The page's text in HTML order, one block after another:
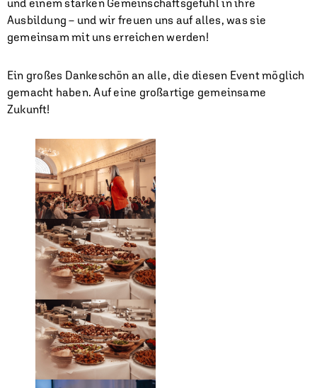
und einem starken Gemeinschaftsgefühl in ihre
Ausbildung – und wir freuen uns auf alles, was sie
gemeinsam mit uns erreichen werden!
Ein großes Dankeschön an alle, die diesen Event möglich
gemacht haben. Auf eine großartige gemeinsame
Zukunft!